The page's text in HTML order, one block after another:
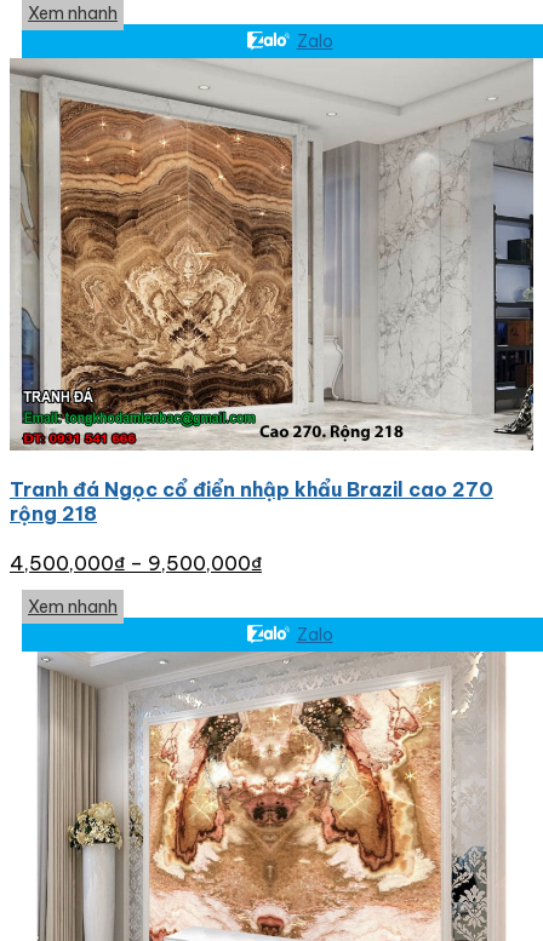
Xem nhanh
Zalo
Tranh đá Ngọc cổ điển nhập khẩu Brazil cao 270
rộng 218
4,500,000₫ – 9,500,000₫
Xem nhanh
Zalo